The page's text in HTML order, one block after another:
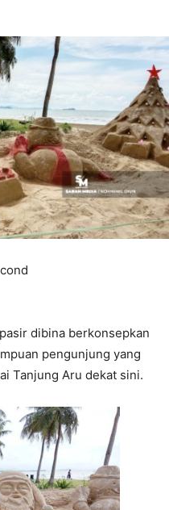
dibina berkonsepkan
pengunjung yang
Tanjung Aru dekat sini.